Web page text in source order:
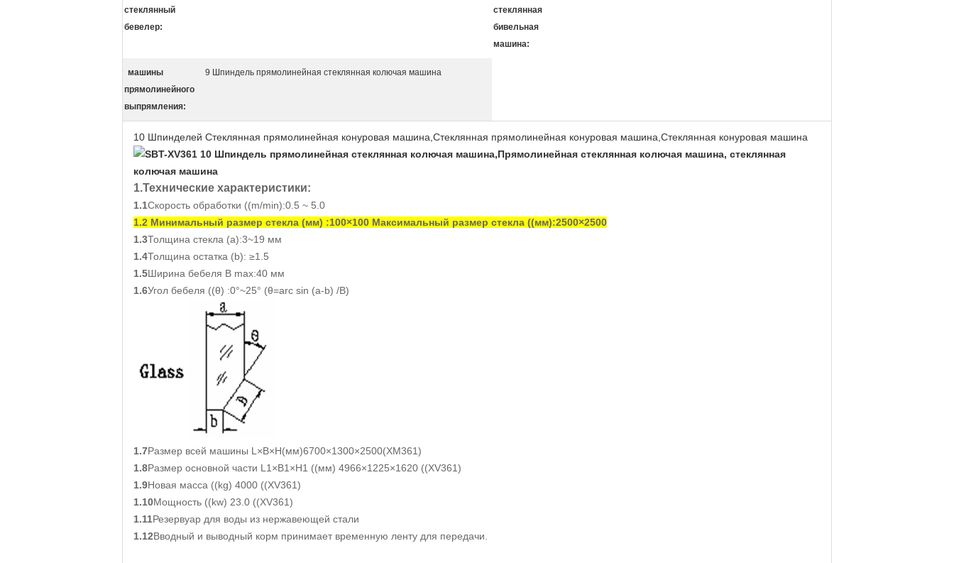
стеклянный
бевелер:
стеклянная
бивельная
машина:
машины
прямолинейного
выпрямления:
9 Шпиндель прямолинейная стеклянная колючая машина
10 Шпинделей Стеклянная прямолинейная конуровая машина,Стеклянная прямолинейная конуровая машина,Стеклянная конуровая машина
1.Технические характеристики:
1.1Скорость обработки ((m/min):0.5 ~ 5.0
1.2 Минимальный размер стекла (мм) :100×100 Максимальный размер стекла ((мм):2500×2500
1.3Толщина стекла (а):3~19 мм
1.4Толщина остатка (b): ≥1.5
1.5Ширина бебеля B max:40 мм
1.6Угол бебеля ((θ) :0°~25° (θ=arc sin (a-b) /B)
1.7Размер всей машины L×B×H(мм)6700×1300×2500(XM361)
1.8Размер основной части L1×B1×H1 ((мм) 4966×1225×1620 ((XV361)
1.9Новая масса ((kg) 4000 ((XV361)
1.10Мощность ((kw) 23.0 ((XV361)
1.11Резервуар для воды из нержавеющей стали
1.12Вводный и выводный корм принимает временную ленту для передачи.